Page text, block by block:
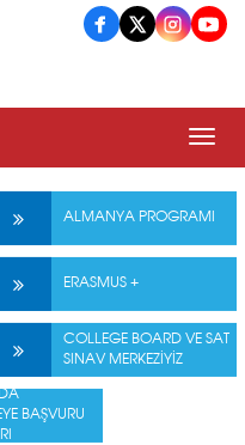
ALMANYA PROGRAMI
ERASMUS +
COLLEGE BOARD VE SAT
SINAV MERKEZİYİZ
BAŞVURU